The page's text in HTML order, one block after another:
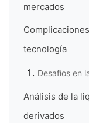
mercados
tecnología
Desafíos en
Análisis de la
derivados